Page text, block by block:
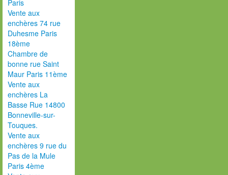
Paris
Vente aux
enchères 74 rue
Duhesme Paris
18ème
Chambre de
bonne rue Saint
Maur Paris 11ème
Vente aux
enchères La
Basse Rue 14800
Bonneville-sur-
Touques.
Vente aux
enchères 9 rue du
Pas de la Mule
Paris 4ème